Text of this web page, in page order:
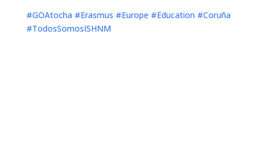
#GOAtocha #Erasmus #Europe #Education #Coruña
#TodosSomosISHNM